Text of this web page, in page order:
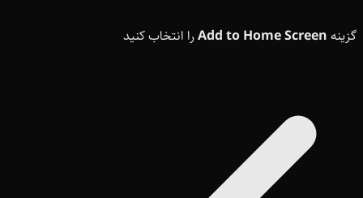
گزینه Add to Home Screenرا انتخاب کنید